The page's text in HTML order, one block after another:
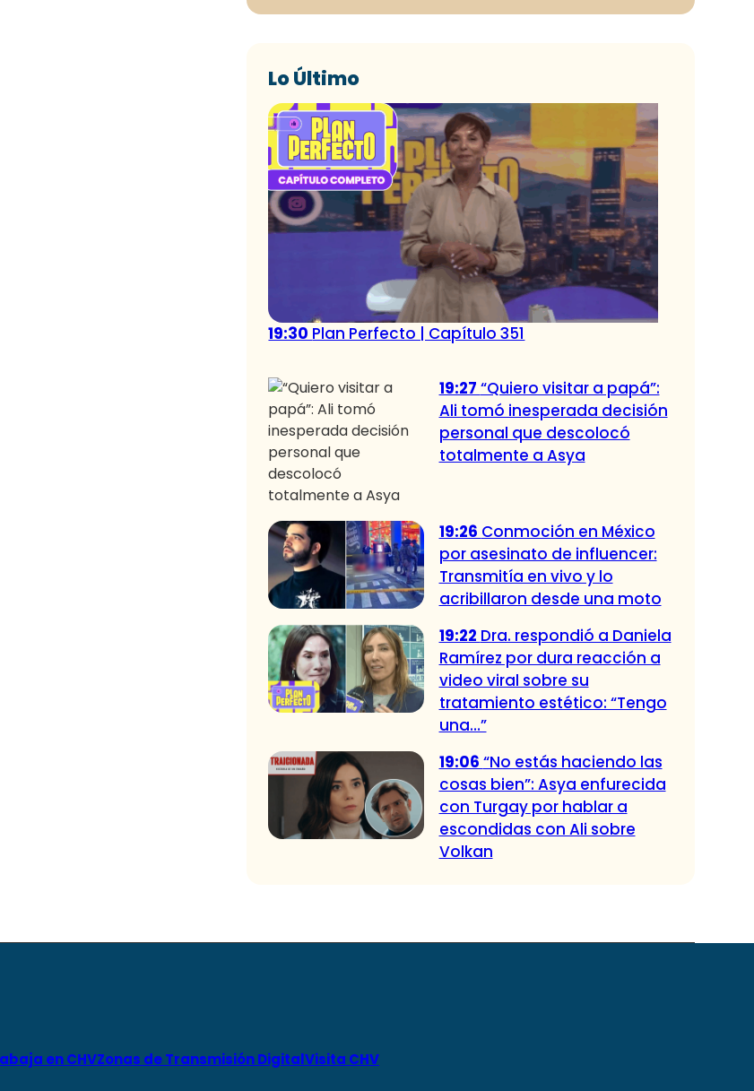
Lo Último
19:30 Plan Perfecto | Capítulo 351
19:27 “Quiero visitar a papá”:
Ali tomó inesperada decisión
personal que descolocó
totalmente a Asya
19:26 Conmoción en México
por asesinato de influencer:
Transmitía en vivo y lo
acribillaron desde una moto
19:22 Dra. respondió a Daniela
Ramírez por dura reacción a
video viral sobre su
tratamiento estético: “Tengo
una…”
19:06 “No estás haciendo las
cosas bien”: Asya enfurecida
con Turgay por hablar a
escondidas con Ali sobre
Volkan
en CHVZonas de Transmisión DigitalVisita CHV